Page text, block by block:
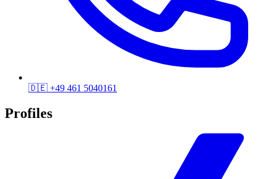
🇩🇪 +49 461 5040161
Profiles